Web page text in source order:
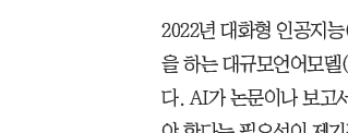
2022년 대화형 인공지
을 하는 대규모언어모
다. AI가 논문이나 보고